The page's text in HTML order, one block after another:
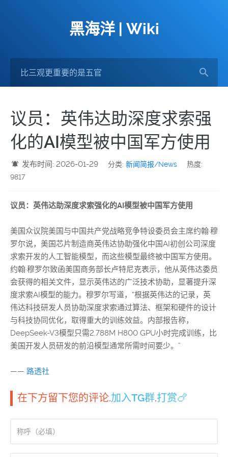
黑海洋 | Wiki
议员：英伟达助深度求索强
化的AI模型被中国军方使用
发布时间: 2026-01-29 分类:新闻简报/News
热度:
9817
议员：英伟达助深度求索强化的AI模型被中国军方使用
美国众议院美国与中国共产党战略竞争特设委员会主席约翰·穆
罗尔说，美国芯片制造商英伟达协助强化中国AI初创公司深度
求索开发的人工智能模型，而这些模型最终被中国军方使用。
约翰·穆罗尔致函美国商务部长卢特尼克表示，他从英伟达委员
会获得的相关文件，显示英伟达的广泛技术协助，显著提升深
度求索AI模型的能力。穆罗尔写道，“根据英伟达的记录，英
伟达科技研发人员协助深度求索通过算法、框架和硬件的设计
与科技协同优化，取得重大的训练效益。内部报告称，
DeepSeek-V3模型只需2.788M H800 GPU小时完成训练，比
美国开发人员研发的前沿模型通常所需时间要少。”
—— 路透社
在下方留下您的评论.加入TG群.打赏🍗